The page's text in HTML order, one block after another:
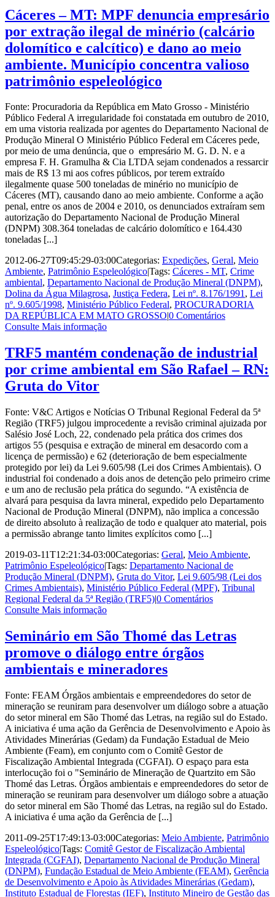
Cáceres – MT: MPF denuncia empresário
por extração ilegal de minério (calcário
dolomítico e calcítico) e dano ao meio
ambiente. Município concentra valioso
patrimônio espeleológico
Fonte: Procuradoria da República em Mato Grosso - Ministério
Público Federal A irregularidade foi constatada em outubro de 2010,
em uma vistoria realizada por agentes do Departamento Nacional de
Produção Mineral O Ministério Público Federal em Cáceres pede,
por meio de uma denúncia, que o empresário M. G. D. N. e a
empresa F. H. Gramulha & Cia LTDA sejam condenados a ressarcir
mais de R$ 13 mi aos cofres públicos, por terem extraído
ilegalmente quase 500 toneladas de minério no município de
Cáceres (MT), causando dano ao meio ambiente. Conforme a ação
penal, entre os anos de 2004 e 2010, os denunciados extraíram sem
autorização do Departamento Nacional de Produção Mineral
(DNPM) 308.364 toneladas de calcário dolomítico e 164.430
toneladas [...]
2012-06-27T09:45:29-03:00Categorias: Expedições, Geral, Meio
Ambiente, Patrimônio EspeleológicoTags: Cáceres - MT, Crime
ambiental, Departamento Nacional de Produção Mineral (DNPM),
Dolina da Água Milagrosa, Justiça Federa, Lei nº. 8.176/1991, Lei
nº. 9.605/1998, Ministério Público Federal, PROCURADORIA
DA REPÚBLICA EM MATO GROSSO 0 Comentários
Consulte Mais informação
TRF5 mantém condenação de industrial
por crime ambiental em São Rafael – RN:
Gruta do Vitor
Fonte: V&C Artigos e Notícias O Tribunal Regional Federal da 5ª
Região (TRF5) julgou improcedente a revisão criminal ajuizada por
Salésio José Loch, 22, condenado pela prática dos crimes dos
artigos 55 (pesquisa e extração de mineral em desacordo com a
licença de permissão) e 62 (deterioração de bem especialmente
protegido por lei) da Lei 9.605/98 (Lei dos Crimes Ambientais). O
industrial foi condenado a dois anos de detenção pelo primeiro crime
e um ano de reclusão pela prática do segundo. “A existência de
alvará para pesquisa da lavra mineral, expedido pelo Departamento
Nacional de Produção Mineral (DNPM), não implica a concessão
de direito absoluto à realização de todo e qualquer ato material, pois
a permissão abrange tanto limites explícitos como [...]
2019-03-11T12:21:34-03:00Categorias: Geral, Meio Ambiente,
Patrimônio Espeleológico|Tags: Departamento Nacional de
Produção Mineral (DNPM), Gruta do Vitor, Lei 9.605/98 (Lei dos
Crimes Ambientais), Ministério Público Federal (MPF), Tribunal
Regional Federal da 5ª Região (TRF5)|0 Comentários
Consulte Mais informação
Seminário em São Thomé das Letras
promove o diálogo entre órgãos
ambientais e mineradores
Fonte: FEAM Órgãos ambientais e empreendedores do setor de
mineração se reuniram para desenvolver um diálogo sobre a atuação
do setor mineral em São Thomé das Letras, na região sul do Estado.
A iniciativa é uma ação da Gerência de Desenvolvimento e Apoio às
Atividades Minerárias (Gedam) da Fundação Estadual de Meio
Ambiente (Feam), em conjunto com o Comitê Gestor de
Fiscalização Ambiental Integrada (CGFAI). O espaço para esta
interlocução foi o "Seminário de Mineração de Quartzito em São
Thomé das Letras. Órgãos ambientais e empreendedores do setor de
mineração se reuniram para desenvolver um diálogo sobre a atuação
do setor mineral em São Thomé das Letras, na região sul do Estado.
A iniciativa é uma ação da Gerência de [...]
2011-09-25T17:49:13-03:00Categorias: Meio Ambiente, Patrimônio
Espeleológico|Tags: Comitê Gestor de Fiscalização Ambiental
Integrada (CGFAI), Departamento Nacional de Produção Mineral
(DNPM), Fundação Estadual de Meio Ambiente (FEAM), Gerência
de Desenvolvimento e Apoio às Atividades Minerárias (Gedam),
Instituto Estadual de Florestas (IEF), Instituto Mineiro de Gestão das